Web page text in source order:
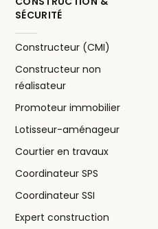
SÉCURITÉ
Constructeur (CMI)
Constructeur non
réalisateur
Promoteur immobilier
Lotisseur-aménageur
Courtier en travaux
Coordinateur SPS
Coordinateur SSI
Expert construction